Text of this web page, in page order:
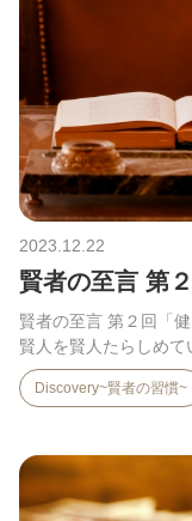
2023.12.22
賢者の至言 第
賢者の至言 第２回「
賢人を賢人たらしめ
い…
Discovery~賢者の習慣~